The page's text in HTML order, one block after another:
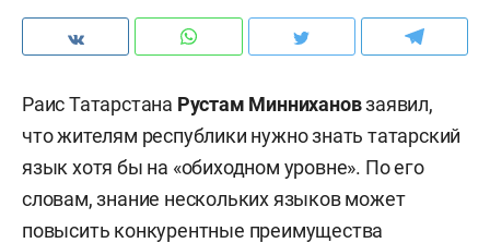
Раис Татарстана Рустам Миннихановзаявил,
что жителям республики нужно знать татарский
язык хотя бы на «обиходном уровне». По его
словам, знание нескольких языков может
повысить конкурентные преимущества